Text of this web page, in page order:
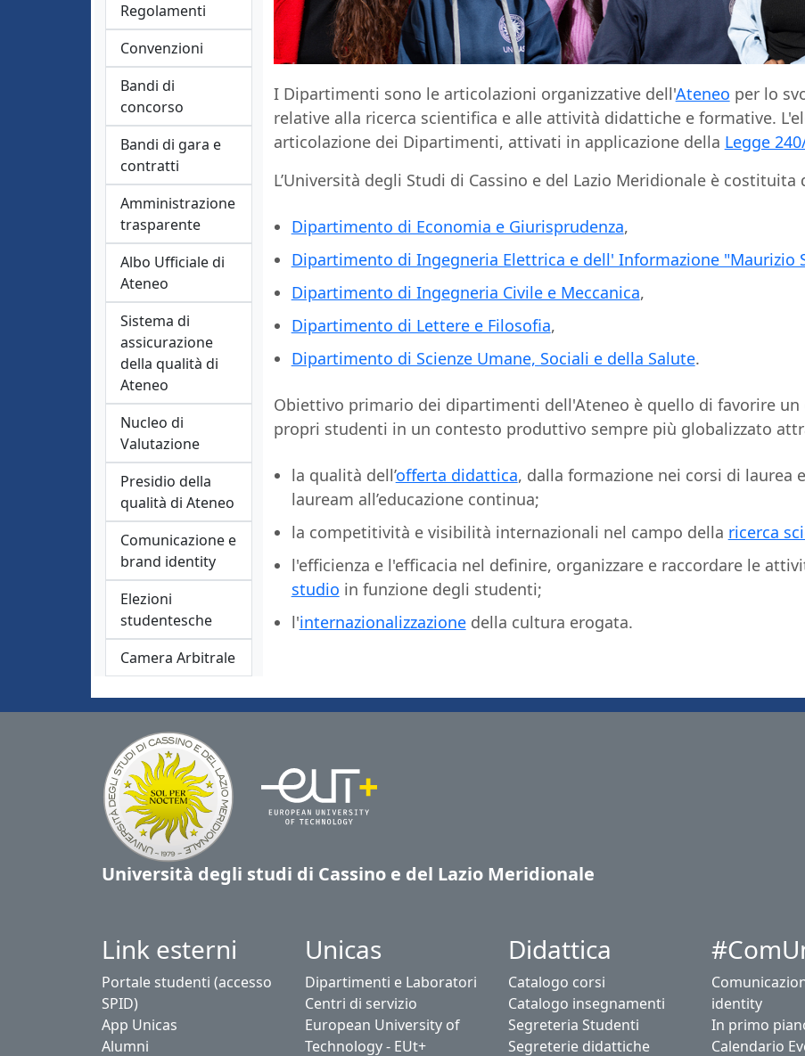
I Dipartimenti sono le articolazioni organizzative dell'Ateneo per lo
relative alla ricerca scientifica e alle attività didattiche e formative.
articolazione dei Dipartimenti, attivati in applicazione della Legge
L’Università degli Studi di Cassino e del Lazio Meridionale è
Dipartimento di Economia e Giurisprudenza,
Dipartimento di Ingegneria Elettrica e dell' Informazione "Maurizio
Dipartimento di Ingegneria Civile e Meccanica,
Dipartimento di Lettere e Filosofia,
Dipartimento di Scienze Umane, Sociali e della Salute.
Obiettivo primario dei dipartimenti dell'Ateneo è quello di favorire un
propri studenti in un contesto produttivo sempre più globalizzato
la qualità dell’offerta didattica, dalla formazione nei corsi di laurea
lauream all’educazione continua;
la competitività e visibilità internazionali nel campo della ricerca
l'efficienza e l'efficacia nel definire, organizzare e raccordare le
studio in funzione degli studenti;
l'internazionalizzazionedella cultura erogata.
Regolamenti
Convenzioni
Bandi di
concorso
Bandi di gara e
contratti
Amministrazione
trasparente
Albo Ufficiale di
Ateneo
Sistema di
assicurazione
della qualità di
Ateneo
Nucleo di
Valutazione
Presidio della
qualità di Ateneo
Comunicazione e
brand identity
Elezioni
studentesche
Camera Arbitrale
Università degli studi di Cassino e del Lazio Meridionale
Link esterni
Portale studenti (accesso
SPID)
App Unicas
Alumni
Unicas
Dipartimenti e Laboratori
Centri di servizio
European University of
Technology - EUt+
Didattica
Catalogo corsi
Catalogo insegnamenti
Segreteria Studenti
Segreterie didattiche
identity
In primo
Calendario